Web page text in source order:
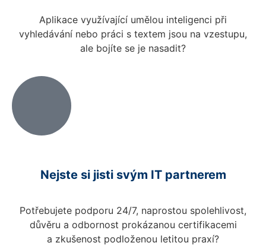
Aplikace využívající umělou inteligenci při
vyhledávání nebo práci s textem jsou na vzestupu,
ale bojíte se je nasadit?
Nejste si jisti svým IT partnerem
Potřebujete podporu 24/7, naprostou spolehlivost,
důvěru a odbornost prokázanou certifikacemi
a zkušenost podloženou letitou praxí?